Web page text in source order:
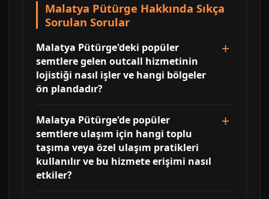
Malatya Pütürge Hakkında Sıkça
Sorulan Sorular
Malatya Pütürge'deki popüler
semtlere gelen outcall hizmetinin
lojistiği nasıl işler ve hangi bölgeler
ön plandadır?
Malatya Pütürge'de popüler
semtlere ulaşım için hangi toplu
taşıma veya özel ulaşım pratikleri
kullanılır ve bu hizmete erişimi nasıl
etkiler?